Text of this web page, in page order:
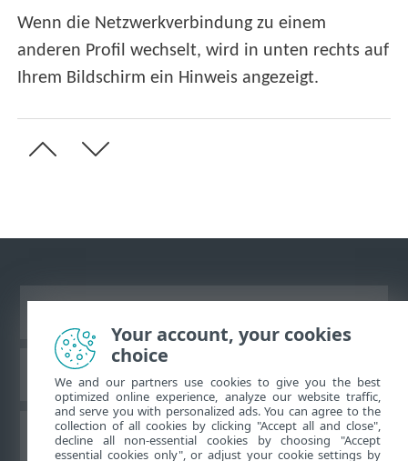
Wenn die Netzwerkverbindung zu einem
anderen Profil wechselt, wird in unten rechts auf
Ihrem Bildschirm ein Hinweis angezeigt.
ESET Knowledgebase
ESET-Forum
Your account, your cookies
choice
We and our partners use cookies to give you the best
optimized online experience, analyze our website traffic,
and serve you with personalized ads. You can agree to the
collection of all cookies by clicking "Accept all and close",
decline all non-essential cookies by choosing "Accept
essential cookies only", or adjust your cookie settings by